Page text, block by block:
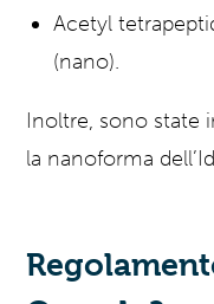
Acetyl
(nano).
Inoltre, sono state
la nanoforma